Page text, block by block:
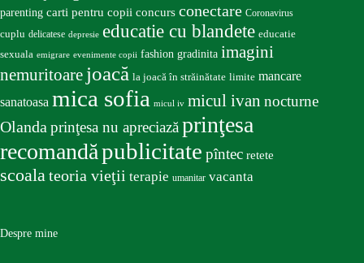
parenting carti pentru copii concurs conectare Coronavirus
cuplu delicatese depresie educatie cu blandete educatie
sexuala emigrare evenimente copii fashion gradinita imagini
nemuritoare joacă la joacă în străinătate limite mancare
sanatoasa mica sofia micul iv micul ivan nocturne
Olandaprinţesa nu apreciazăprinţesa
recomandăpublicitate pîntec retete
scoalateoria vieţii terapie umanitar vacanta
Despre mine